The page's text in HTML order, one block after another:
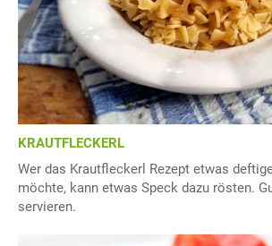
KRAUTFLECKERL
Wer das Krautfleckerl Rezept etwas
möchte, kann etwas Speck dazu rösten.
servieren.